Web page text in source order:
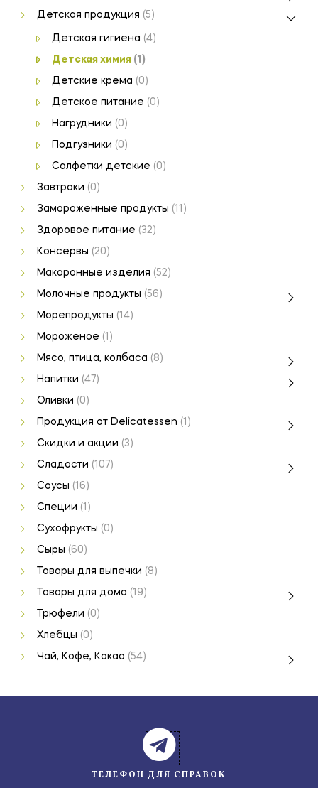
Детская продукция (5)
Детская гигиена (4)
Детская химия (1)
Детские крема (0)
Детское питание (0)
Нагрудники (0)
Подгузники (0)
Салфетки детские (0)
Завтраки (0)
Замороженные продукты (11)
Здоровое питание (32)
Консервы (20)
Макаронные изделия (52)
Молочные продукты (56)
Морепродукты (14)
Мороженое (1)
Мясо, птица, колбаса (8)
Напитки (47)
Оливки (0)
Продукция от Delicatessen (1)
Скидки и акции (3)
Сладости (107)
Соусы (16)
Специи (1)
Сухофрукты (0)
Сыры (60)
Товары для выпечки (8)
Товары для дома (19)
Трюфели (0)
Хлебцы (0)
Чай, Кофе, Какао (54)
ТЕЛЕФОН ДЛЯ СПРАВОК